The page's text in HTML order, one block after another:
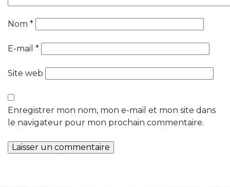
Nom *
E-mail *
Site web
Enregistrer mon nom, mon e-mail et mon site dans
le navigateur pour mon prochain commentaire.